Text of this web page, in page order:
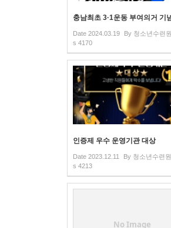
충남최초 3·1운동 부여의거 기
Date 2024.03.19 By 청소년수련원
s 4170
인증제 우수 운영기관 대상
Date 2023.12.11 By 청소년수련원
s 4213
No Image